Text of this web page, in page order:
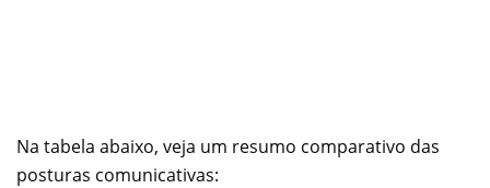
Na tabela abaixo, veja um resumo comparativo das
posturas comunicativas: